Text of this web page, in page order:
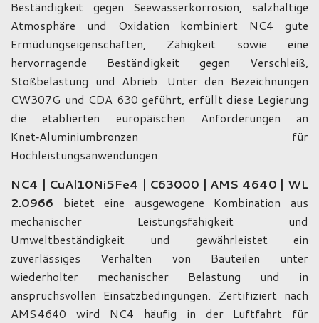
Beständigkeit gegen Seewasserkorrosion, salzhaltige
Atmosphäre und Oxidation kombiniert NC4 gute
Ermüdungseigenschaften, Zähigkeit sowie eine
hervorragende Beständigkeit gegen Verschleiß,
Stoßbelastung und Abrieb. Unter den Bezeichnungen
CW307G und CDA 630 geführt, erfüllt diese Legierung
die etablierten europäischen Anforderungen an
Knet‑Aluminiumbronzen für
Hochleistungsanwendungen.
NC4 | CuAl10Ni5Fe4 | C63000 | AMS 4640 | WL
2.0966 bietet eine ausgewogene Kombination aus
mechanischer Leistungsfähigkeit und
Umweltbeständigkeit und gewährleistet ein
zuverlässiges Verhalten von Bauteilen unter
wiederholter mechanischer Belastung und in
anspruchsvollen Einsatzbedingungen. Zertifiziert nach
AMS 4640 wird NC4 häufig in der Luftfahrt für